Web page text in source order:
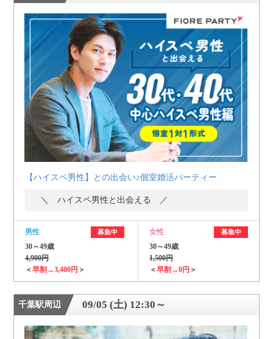
【ハイスペ男性】との出会い♪個室婚活パーティー
＼ ハイスペ男性と出会える ／
男性 募集中
30～49歳
4,900円
＜早割→3,400円 ＞
女性 募集中
30～49歳
1,500円
＜早割→0円 ＞
千葉駅周辺 09/05 (土) 12:30～